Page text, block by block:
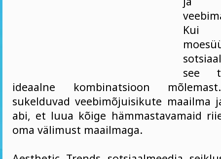
Kui
see
ideaalne kombinatsioon
sukelduvad veebimõjuisikute maailma
abi, et luua kõige hämmastavamaid
oma välimust maailmaga.